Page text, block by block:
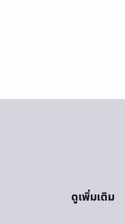
ดูเพิ่มเติม